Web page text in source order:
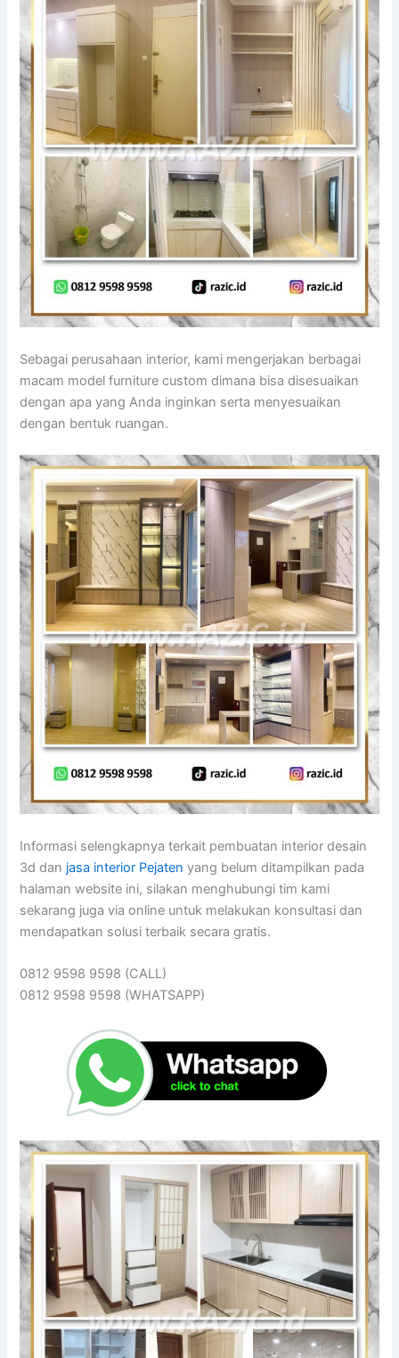
Sebagai perusahaan interior, kami mengerjakan berbagai
macam model furniture custom dimana bisa disesuaikan
dengan apa yang Anda inginkan serta menyesuaikan
dengan bentuk ruangan.
Informasi selengkapnya terkait pembuatan interior desain
3d dan jasa interior Pejaten yang belum ditampilkan pada
halaman website ini, silakan menghubungi tim kami
sekarang juga via online untuk melakukan konsultasi dan
mendapatkan solusi terbaik secara gratis.
0812 9598 9598 (CALL)
0812 9598 9598 (WHATSAPP)